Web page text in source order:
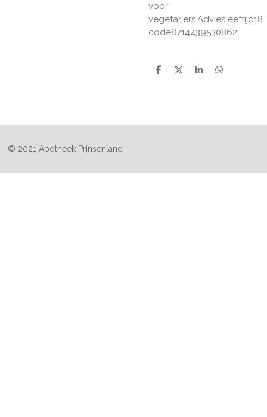
voor
code8714439530862
D
D
S
D
© 2021 Apotheek Prinsenland